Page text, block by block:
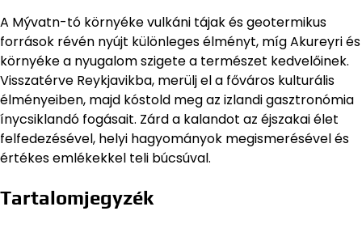
A Mývatn-tó környéke vulkáni tájak és geotermikus
források révén nyújt különleges élményt, míg Akureyri és
környéke a nyugalom szigete a természet kedvelőinek.
Visszatérve Reykjavikba, merülj el a főváros kulturális
élményeiben, majd kóstold meg az izlandi gasztronómia
ínycsiklandó fogásait. Zárd a kalandot az éjszakai élet
felfedezésével, helyi hagyományok megismerésével és
értékes emlékekkel teli búcsúval.
Tartalomjegyzék